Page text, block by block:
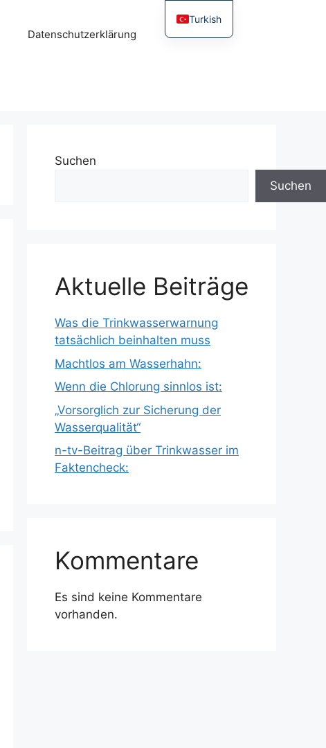
Datenschutzerklärung
Suchen
Suchen
Aktuelle Beiträge
Was die Trinkwasserwarnung
tatsächlich beinhalten muss
Machtlos am Wasserhahn:
Wenn die Chlorung sinnlos ist:
„Vorsorglich zur Sicherung der
Wasserqualität“
n-tv-Beitrag über Trinkwasser im
Faktencheck:
Kommentare
Es sind keine Kommentare
vorhanden.
Turkish